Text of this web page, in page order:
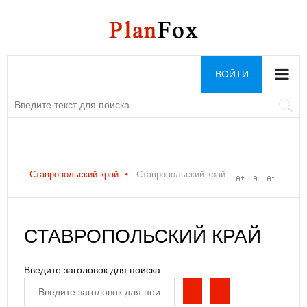
ВОЙТИ
Ставропольский край Ставропольский край
СТАВРОПОЛЬСКИЙ КРАЙ
Введите заголовок для поиска...